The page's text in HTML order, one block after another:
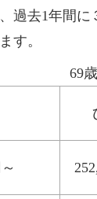
過去1年間
す。
69